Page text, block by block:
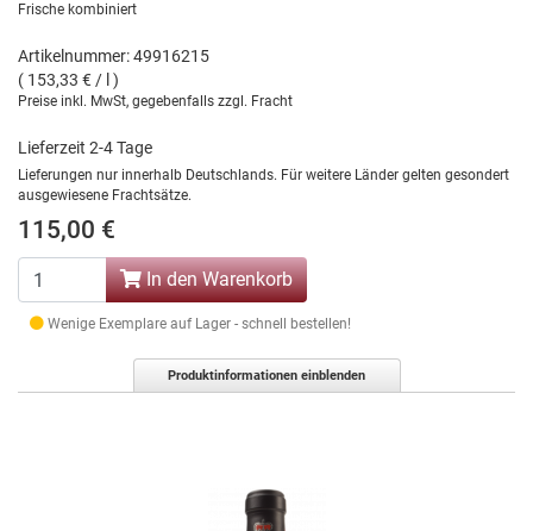
Frische kombiniert
Artikelnummer: 49916215
( 153,33 € / l )
Preise inkl. MwSt, gegebenfalls zzgl. Fracht
Lieferzeit 2-4 Tage
Lieferungen nur innerhalb Deutschlands. Für weitere Länder gelten gesondert
ausgewiesene Frachtsätze.
115,00 €
In den Warenkorb
Wenige Exemplare auf Lager - schnell bestellen!
Produktinformationen einblenden